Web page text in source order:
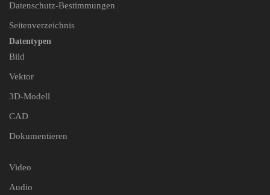
Datenschutz-Bestimmungen
Seitenverzeichnis
Datentypen
Bild
Vektor
3D-Modell
CAD
Dokumentieren
Video
Audio